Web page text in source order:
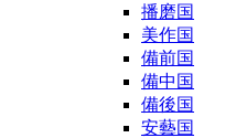
播磨国
美作国
備前国
備中国
備後国
安藝国